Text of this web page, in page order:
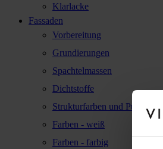
Klarlacke
Fassaden
Vorbereitung
Grundierungen
Spachtelmassen
Dichtstoffe
Strukturfarben und Putze
Farben - weiß
Farben - farbig